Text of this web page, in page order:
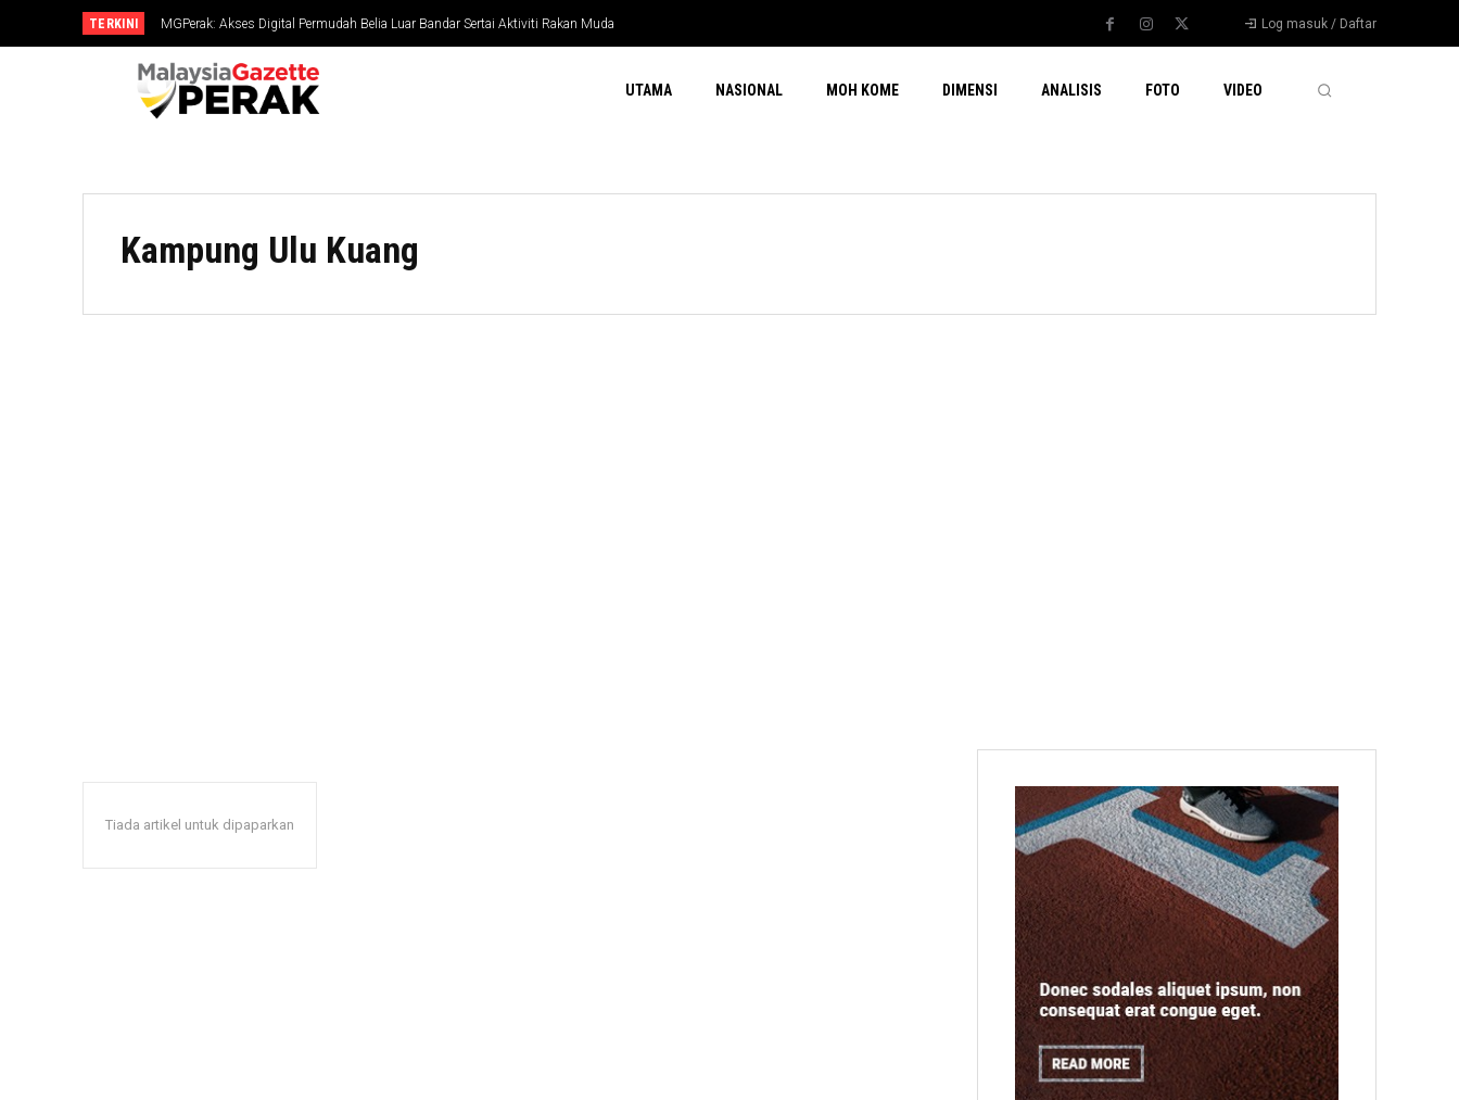
TERKINI MGPerak: Akses Digital Permudah Belia Luar Bandar Sertai Aktiviti Rakan Muda Log masuk / Daftar
UTAMA NASIONAL MOH KOME DIMENSI ANALISIS FOTO VIDEO
Kampung Ulu Kuang
Tiada artikel untuk dipaparkan